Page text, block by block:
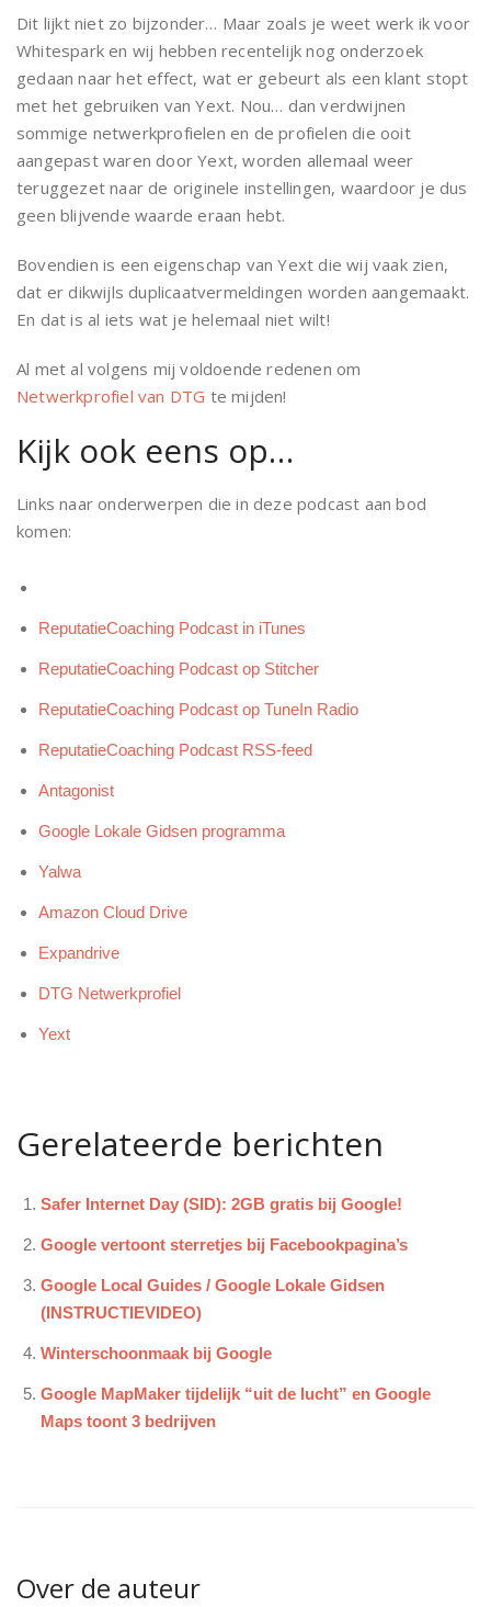
Dit lijkt niet zo bijzonder… Maar zoals je weet werk ik voor
Whitespark en wij hebben recentelijk nog onderzoek
gedaan naar het effect, wat er gebeurt als een klant stopt
met het gebruiken van Yext. Nou… dan verdwijnen
sommige netwerkprofielen en de profielen die ooit
aangepast waren door Yext, worden allemaal weer
teruggezet naar de originele instellingen, waardoor je dus
geen blijvende waarde eraan hebt.
Bovendien is een eigenschap van Yext die wij vaak zien,
dat er dikwijls duplicaatvermeldingen worden aangemaakt.
En dat is al iets wat je helemaal niet wilt!
Al met al volgens mij voldoende redenen om
Netwerkprofiel van DTG te mijden!
Kijk ook eens op…
Links naar onderwerpen die in deze podcast aan bod
komen:
ReputatieCoaching Podcast in iTunes
ReputatieCoaching Podcast op Stitcher
ReputatieCoaching Podcast op TuneIn Radio
ReputatieCoaching Podcast RSS-feed
Antagonist
Google Lokale Gidsen programma
Yalwa
Amazon Cloud Drive
Expandrive
DTG Netwerkprofiel
Yext
Gerelateerde berichten
Safer Internet Day (SID): 2GB gratis bij Google!
Google vertoont sterretjes bij Facebookpagina’s
Google Local Guides / Google Lokale Gidsen
(INSTRUCTIEVIDEO)
Winterschoonmaak bij Google
Google MapMaker tijdelijk “uit de lucht” en Google
Maps toont 3 bedrijven
Over de auteur